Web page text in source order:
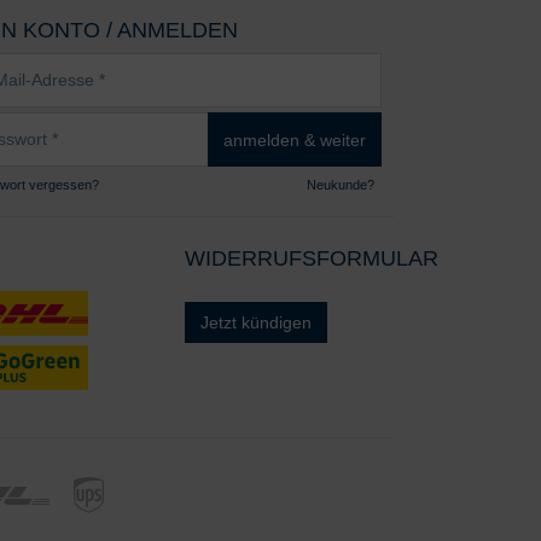
KONTO / ANMELDEN
anmelden & weiter
vergessen? Neukunde?
WIDERRUFSFORMULAR
Jetzt kündigen